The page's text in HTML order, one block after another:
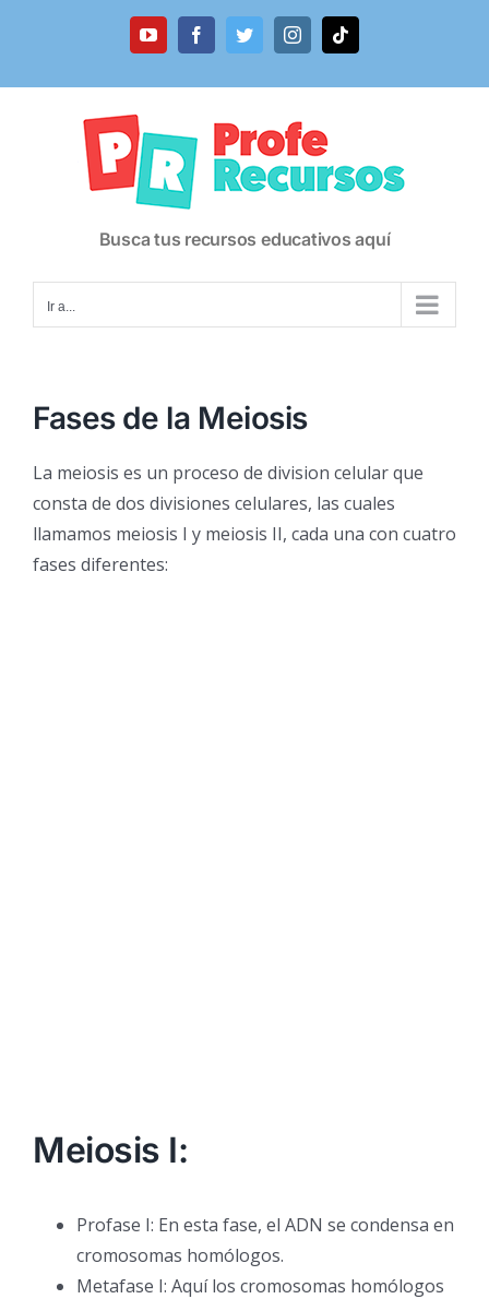
YouTubeFacebookTwitterInstagramTiktok
Busca tus recursos educativos aquí
Ir a...
Fases de la Meiosis
La meiosis es un proceso de division celular que
consta de dos divisiones celulares, las cuales
llamamos meiosis I y meiosis II, cada una con cuatro
fases diferentes:
Meiosis I:
Profase I: En esta fase, el ADN se condensa en
cromosomas homólogos.
Metafase I: Aquí los cromosomas homólogos